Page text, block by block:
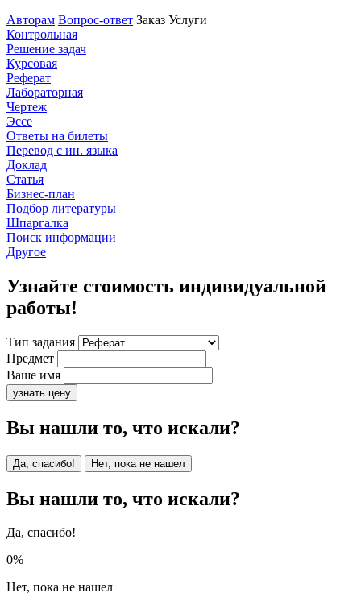
Авторам Вопрос-ответ Заказ Услуги
Контрольная
Решение задач
Курсовая
Реферат
Лабораторная
Чертеж
Эссе
Ответы на билеты
Перевод с ин. языка
Доклад
Статья
Бизнес-план
Подбор литературы
Шпаргалка
Поиск информации
Другое
Узнайте стоимость индивидуальной
работы!
Тип задания
Предмет
Ваше имя
узнать цену
Вы нашли то, что искали?
Да, спасибо! Нет, пока не нашел
Вы нашли то, что искали?
Да, спасибо!
0%
Нет, пока не нашел